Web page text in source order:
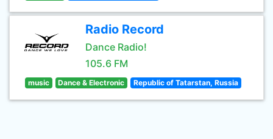
Radio Record
Dance Radio!
105.6 FM
music Dance & Electronic Republic of Tatarstan, Russia